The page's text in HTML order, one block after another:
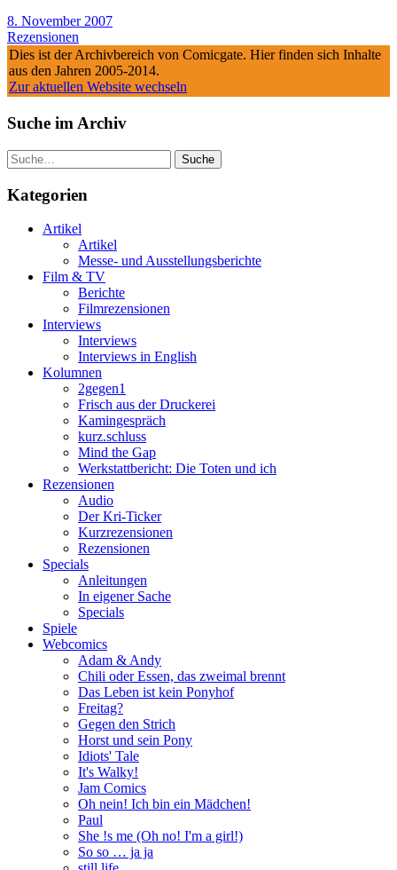
8. November 2007
Rezensionen
Dies ist der Archivbereich von Comicgate. Hier finden sich Inhalte
aus den Jahren 2005-2014.
Zur aktuellen Website wechseln
Suche im Archiv
Suche
Kategorien
Artikel
Artikel
Messe- und Ausstellungsberichte
Film & TV
Berichte
Filmrezensionen
Interviews
Interviews
Interviews in English
Kolumnen
2gegen1
Frisch aus der Druckerei
Kamingespräch
kurz.schluss
Mind the Gap
Werkstattbericht: Die Toten und ich
Rezensionen
Audio
Der Kri-Ticker
Kurzrezensionen
Rezensionen
Specials
Anleitungen
In eigener Sache
Specials
Spiele
Webcomics
Adam & Andy
Chili oder Essen, das zweimal brennt
Das Leben ist kein Ponyhof
Freitag?
Gegen den Strich
Horst und sein Pony
Idiots' Tale
It's Walky!
Jam Comics
Oh nein! Ich bin ein Mädchen!
Paul
She !s me (Oh no! I'm a girl!)
So so … ja ja